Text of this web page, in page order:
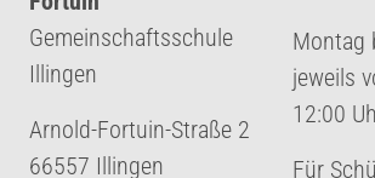
Gemeinschaftsschule
Illingen
‏Arnold-Fortuin-Straße 2
‏66557 Illingen
Montag
jeweils
12:00
Für